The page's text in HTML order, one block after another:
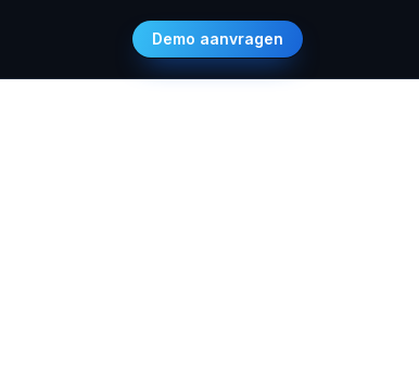
Demo aanvragen